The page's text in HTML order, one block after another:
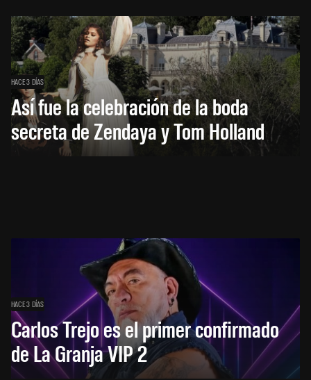
HACE 3 DÍAS
Así fue la celebración de la boda
secreta de Zendaya y Tom Holland
HACE 3 DÍAS
Carlos Trejo es el primer confirmado
de La Granja VIP 2